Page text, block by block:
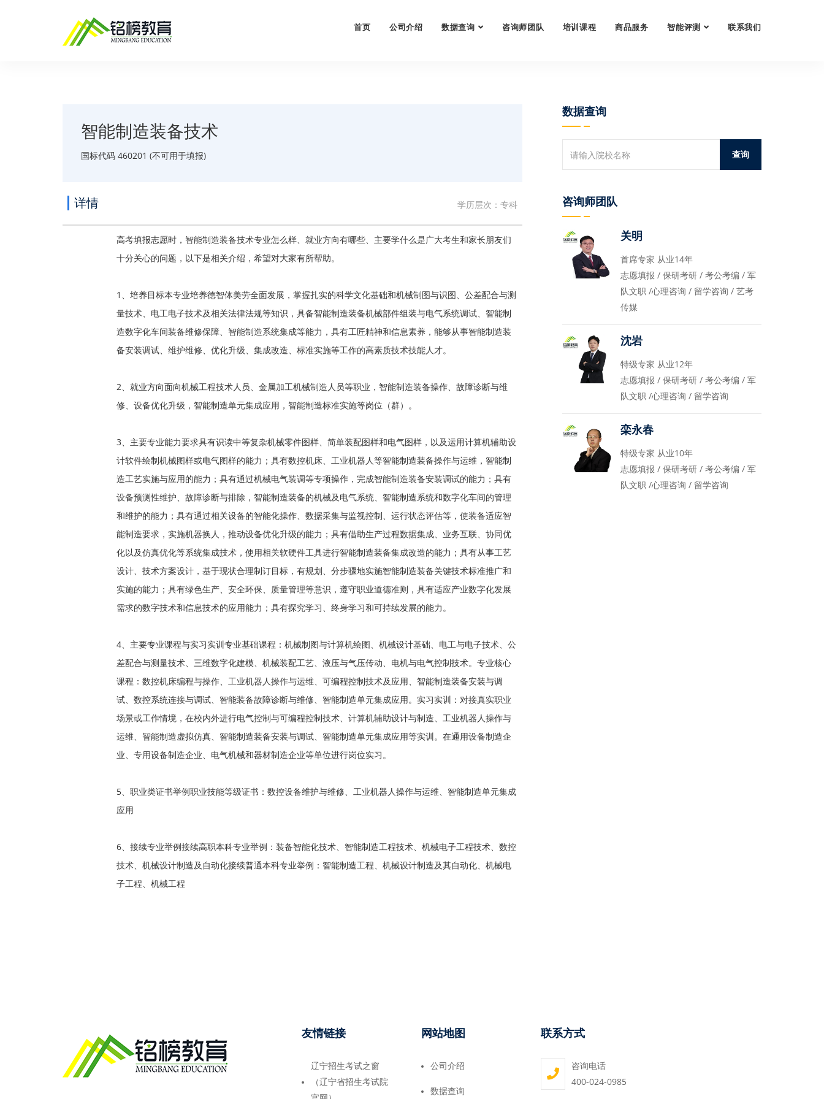
首页 公司介绍 数据查询 咨询师团队 培训课程 商品服务 智能评测 联系我们
智能制造装备技术
国标代码 460201 (不可用于填报)
详情 学历层次：专科
高考填报志愿时，智能制造装备技术专业怎么样、就业方向有哪些、主要学什么是广大考生和家长朋友们
十分关心的问题，以下是相关介绍，希望对大家有所帮助。
1、培养目标本专业培养德智体美劳全面发展，掌握扎实的科学文化基础和机械制图与识图、公差配合与测
量技术、电工电子技术及相关法律法规等知识，具备智能制造装备机械部件组装与电气系统调试、智能制
造数字化车间装备维修保障、智能制造系统集成等能力，具有工匠精神和信息素养，能够从事智能制造装
备安装调试、维护维修、优化升级、集成改造、标准实施等工作的高素质技术技能人才。
2、就业方向面向机械工程技术人员、金属加工机械制造人员等职业，智能制造装备操作、故障诊断与维
修、设备优化升级，智能制造单元集成应用，智能制造标准实施等岗位（群）。
3、主要专业能力要求具有识读中等复杂机械零件图样、简单装配图样和电气图样，以及运用计算机辅助设
计软件绘制机械图样或电气图样的能力；具有数控机床、工业机器人等智能制造装备操作与运维，智能制
造工艺实施与应用的能力；具有通过机械电气装调等专项操作，完成智能制造装备安装调试的能力；具有
设备预测性维护、故障诊断与排除，智能制造装备的机械及电气系统、智能制造系统和数字化车间的管理
和维护的能力；具有通过相关设备的智能化操作、数据采集与监视控制、运行状态评估等，使装备适应智
能制造要求，实施机器换人，推动设备优化升级的能力；具有借助生产过程数据集成、业务互联、协同优
化以及仿真优化等系统集成技术，使用相关软硬件工具进行智能制造装备集成改造的能力；具有从事工艺
设计、技术方案设计，基于现状合理制订目标，有规划、分步骤地实施智能制造装备关键技术标准推广和
实施的能力；具有绿色生产、安全环保、质量管理等意识，遵守职业道德准则，具有适应产业数字化发展
需求的数字技术和信息技术的应用能力；具有探究学习、终身学习和可持续发展的能力。
4、主要专业课程与实习实训专业基础课程：机械制图与计算机绘图、机械设计基础、电工与电子技术、公
差配合与测量技术、三维数字化建模、机械装配工艺、液压与气压传动、电机与电气控制技术。专业核心
课程：数控机床编程与操作、工业机器人操作与运维、可编程控制技术及应用、智能制造装备安装与调
试、数控系统连接与调试、智能装备故障诊断与维修、智能制造单元集成应用。实习实训：对接真实职业
场景或工作情境，在校内外进行电气控制与可编程控制技术、计算机辅助设计与制造、工业机器人操作与
运维、智能制造虚拟仿真、智能制造装备安装与调试、智能制造单元集成应用等实训。在通用设备制造企
业、专用设备制造企业、电气机械和器材制造企业等单位进行岗位实习。
5、职业类证书举例职业技能等级证书：数控设备维护与维修、工业机器人操作与运维、智能制造单元集成
应用
6、接续专业举例接续高职本科专业举例：装备智能化技术、智能制造工程技术、机械电子工程技术、数控
技术、机械设计制造及自动化接续普通本科专业举例：智能制造工程、机械设计制造及其自动化、机械电
子工程、机械工程
数据查询
咨询师团队
关明
首席专家 从业14年
志愿填报 / 保研考研 / 考公考编 / 军
队文职 /心理咨询 / 留学咨询 / 艺考
传媒
沈岩
特级专家 从业12年
志愿填报 / 保研考研 / 考公考编 / 军
队文职 /心理咨询 / 留学咨询
栾永春
特级专家 从业10年
志愿填报 / 保研考研 / 考公考编 / 军
队文职 /心理咨询 / 留学咨询
友情链接
辽宁招生考试之窗
（辽宁省招生考试院
网站地图
公司介绍
数据查询
联系方式
咨询电话
400-024-0985